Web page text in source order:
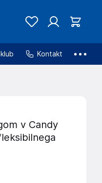
Kontakt
v Candy